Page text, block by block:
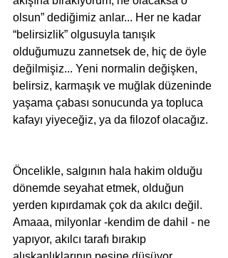
olsun” dediğimiz anlar... Her ne kadar
“belirsizlik” olgusuyla tanışık
olduğumuzu zannetsek de, hiç de öyle
değilmişiz... Yeni normalin değişken,
belirsiz, karmaşık ve muğlak düzeninde
yaşama çabası sonucunda ya topluca
kafayı yiyeceğiz, ya da filozof olacağız.
Öncelikle, salgının hala hakim olduğu
dönemde seyahat etmek, olduğun
yerden kıpırdamak çok da akılcı değil.
Amaaa, milyonlar -kendim de dahil - ne
yapıyor, akılcı tarafı bırakıp